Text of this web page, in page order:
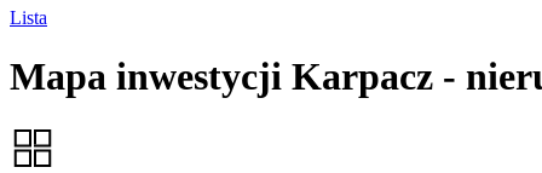
Lista
Mapa inwestycji Karpacz -